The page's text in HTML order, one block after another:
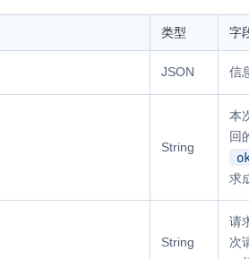
类型 字
JSON 信
String
本
回
求
String
请
次